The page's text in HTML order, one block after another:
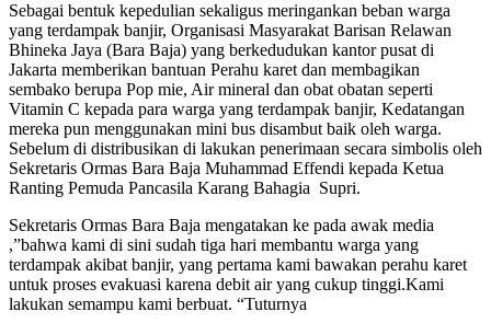
Sebagai bentuk kepedulian sekaligus meringankan beban warga
yang terdampak banjir, Organisasi Masyarakat Barisan Relawan
Bhineka Jaya (Bara Baja) yang berkedudukan kantor pusat di
Jakarta memberikan bantuan Perahu karet dan membagikan
sembako berupa Pop mie, Air mineral dan obat obatan seperti
Vitamin C kepada para warga yang terdampak banjir, Kedatangan
mereka pun menggunakan mini bus disambut baik oleh warga.
Sebelum di distribusikan di lakukan penerimaan secara simbolis oleh
Sekretaris Ormas Bara Baja Muhammad Effendi kepada Ketua
Ranting Pemuda Pancasila Karang Bahagia Supri.
Sekretaris Ormas Bara Baja mengatakan ke pada awak media
,”bahwa kami di sini sudah tiga hari membantu warga yang
terdampak akibat banjir, yang pertama kami bawakan perahu karet
untuk proses evakuasi karena debit air yang cukup tinggi.Kami
lakukan semampu kami berbuat. “Tuturnya